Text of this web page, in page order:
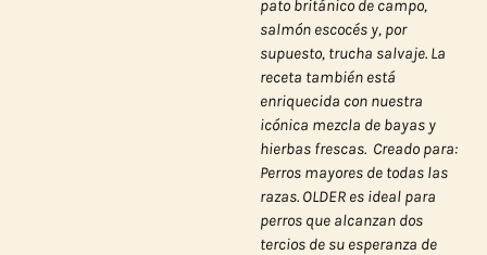
pato británico de campo,
salmón escocés y, por
supuesto, trucha salvaje. La
receta también está
enriquecida con nuestra
icónica mezcla de bayas y
hierbas frescas. Creado para:
Perros mayores de todas las
razas. OLDER es ideal para
perros que alcanzan dos
tercios de su esperanza de